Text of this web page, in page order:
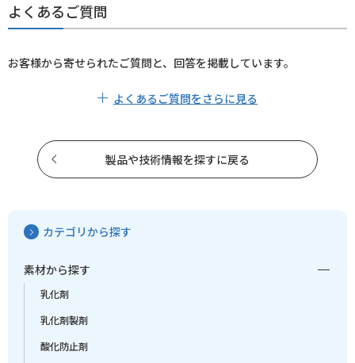
よくあるご質問
お客様から寄せられたご質問と、回答を掲載しています。
よくあるご質問をさらに見る
製品や技術情報を探すに戻る
カテゴリから探す
素材から探す
乳化剤
乳化剤製剤
酸化防止剤